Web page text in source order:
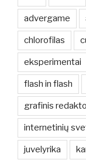
advergame
chlorofilas
eksperimentai
flash in flash
grafinis
internetinių
juvelyrika